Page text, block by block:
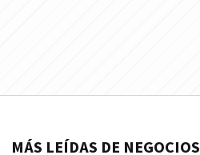
MÁS LEÍDAS DE NEGOCIOS